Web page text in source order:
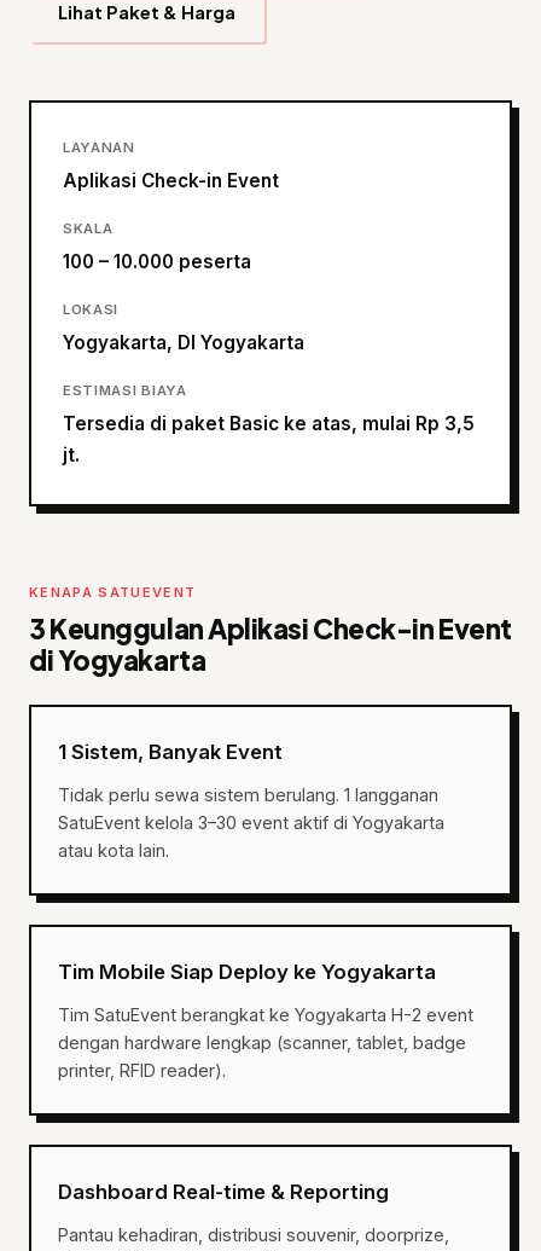
Lihat Paket & Harga
LAYANAN
Aplikasi Check-in Event
SKALA
100 – 10.000 peserta
LOKASI
Yogyakarta, DI Yogyakarta
ESTIMASI BIAYA
Tersedia di paket Basic ke atas, mulai Rp 3,5
jt.
KENAPA SATUEVENT
3 Keunggulan Aplikasi Check-in Event
di Yogyakarta
1 Sistem, Banyak Event
Tidak perlu sewa sistem berulang. 1 langganan
SatuEvent kelola 3–30 event aktif di Yogyakarta
atau kota lain.
Tim Mobile Siap Deploy ke Yogyakarta
Tim SatuEvent berangkat ke Yogyakarta H-2 event
dengan hardware lengkap (scanner, tablet, badge
printer, RFID reader).
Dashboard Real-time & Reporting
Pantau kehadiran, distribusi souvenir, doorprize,